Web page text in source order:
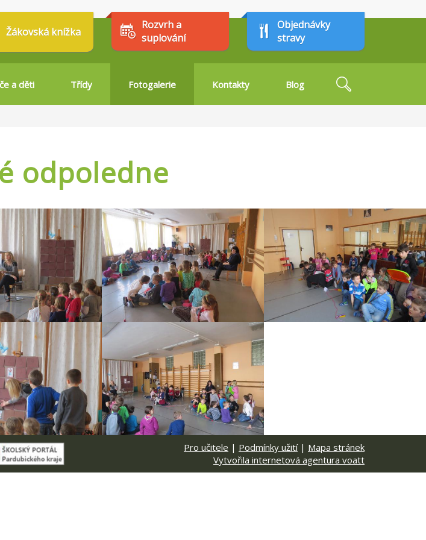
Žákovská knížka
Rozvrh a
suplování
Objednávky
stravy
Vyhledávání
a děti Třídy Fotogalerie Kontakty Blog
odpoledne
Pro učitele | Podmínky užití| Mapa stránek
Vytvořila internetová agentura voatt